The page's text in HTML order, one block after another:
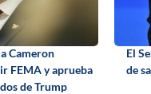
Cameron
FEMA y aprueba
de Trump
El
de